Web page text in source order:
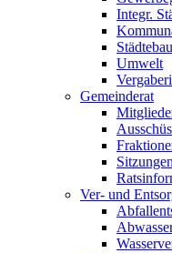
Integr.
Umwelt
Gemeinderat
Sitzungen
Ver- und